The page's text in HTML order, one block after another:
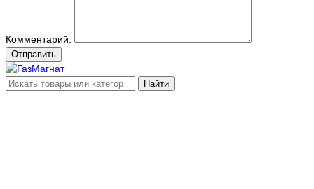
Комментарий:
Отправить
Найти